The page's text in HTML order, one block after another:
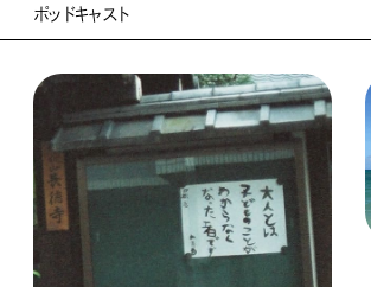
ポッドキャスト